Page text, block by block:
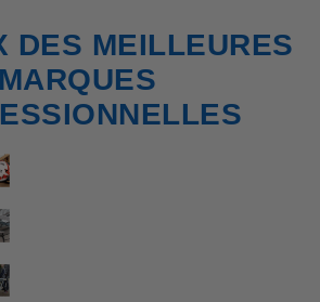
DES MEILLEURES
MARQUES